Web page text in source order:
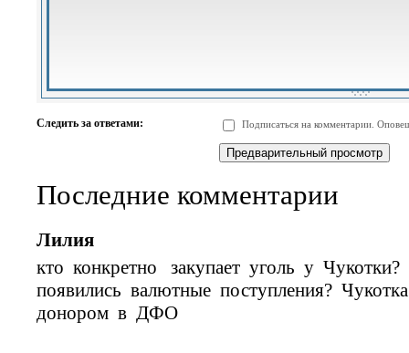
-
-
-
-
-
-
-
Следить за ответами: Подписаться на комментарии.
Последние комментарии
Лилия
кто конкретно закупает уголь у
появились валютные поступления?
донором в ДФО